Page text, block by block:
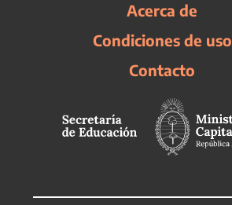
Acerca de
Condiciones de uso
Contacto